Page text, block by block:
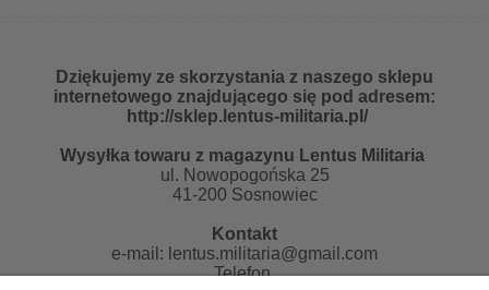
Dziękujemy ze skorzystania z naszego sklepu
internetowego znajdującego się pod adresem:
http://sklep.lentus-militaria.pl/
Wysyłka towaru z magazynu Lentus Militaria
ul. Nowopogońska 25
41-200 Sosnowiec
Kontakt
e-mail: lentus.militaria@gmail.com
Telefon